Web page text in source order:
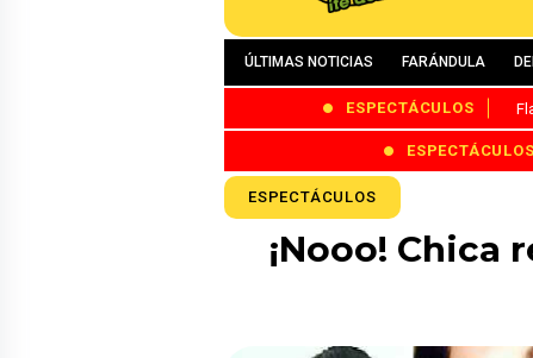
ÚLTIMAS NOTICIAS FARÁNDULA
ESPECTÁCULOS
ESPECTÁCULOS
ESPECTÁCULOS
¡Nooo! Chica